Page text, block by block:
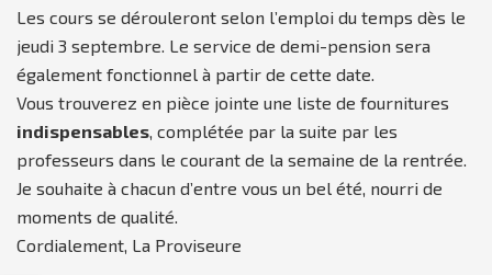
Les cours se dérouleront selon l’emploi du temps dès le
jeudi 3 septembre. Le service de demi-pension sera
également fonctionnel à partir de cette date.
Vous trouverez en pièce jointe une liste de fournitures
indispensables, complétée par la suite par les
professeurs dans le courant de la semaine de la rentrée.
Je souhaite à chacun d’entre vous un bel été, nourri de
moments de qualité.
Cordialement, La Proviseure